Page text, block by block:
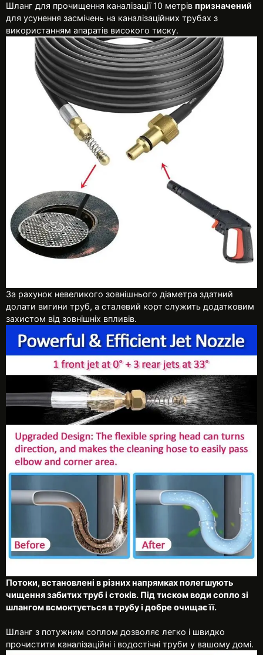
Шланг для прочищення каналізації 10 метрів призначений
для усунення засмічень на каналізаційних трубах з
використанням апаратів високого тиску.
За рахунок невеликого зовнішнього діаметра здатний
долати вигини труб, а сталевий корт служить додатковим
захистом від зовнішніх впливів.
Потоки, встановлені в різних напрямках полегшують
чищення забитих труб і стоків. Під тиском води сопло зі
шлангом всмоктується в трубу і добре очищає її.
Шланг з потужним соплом дозволяє легко і швидко
прочистити каналізаційні і водостічні труби у вашому домі.